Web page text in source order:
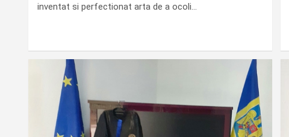
inventat si perfectionat arta de a ocoli…